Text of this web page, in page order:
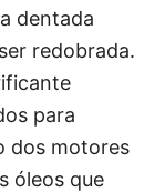
dentada
redobrada.
para
dos motores
óleos que